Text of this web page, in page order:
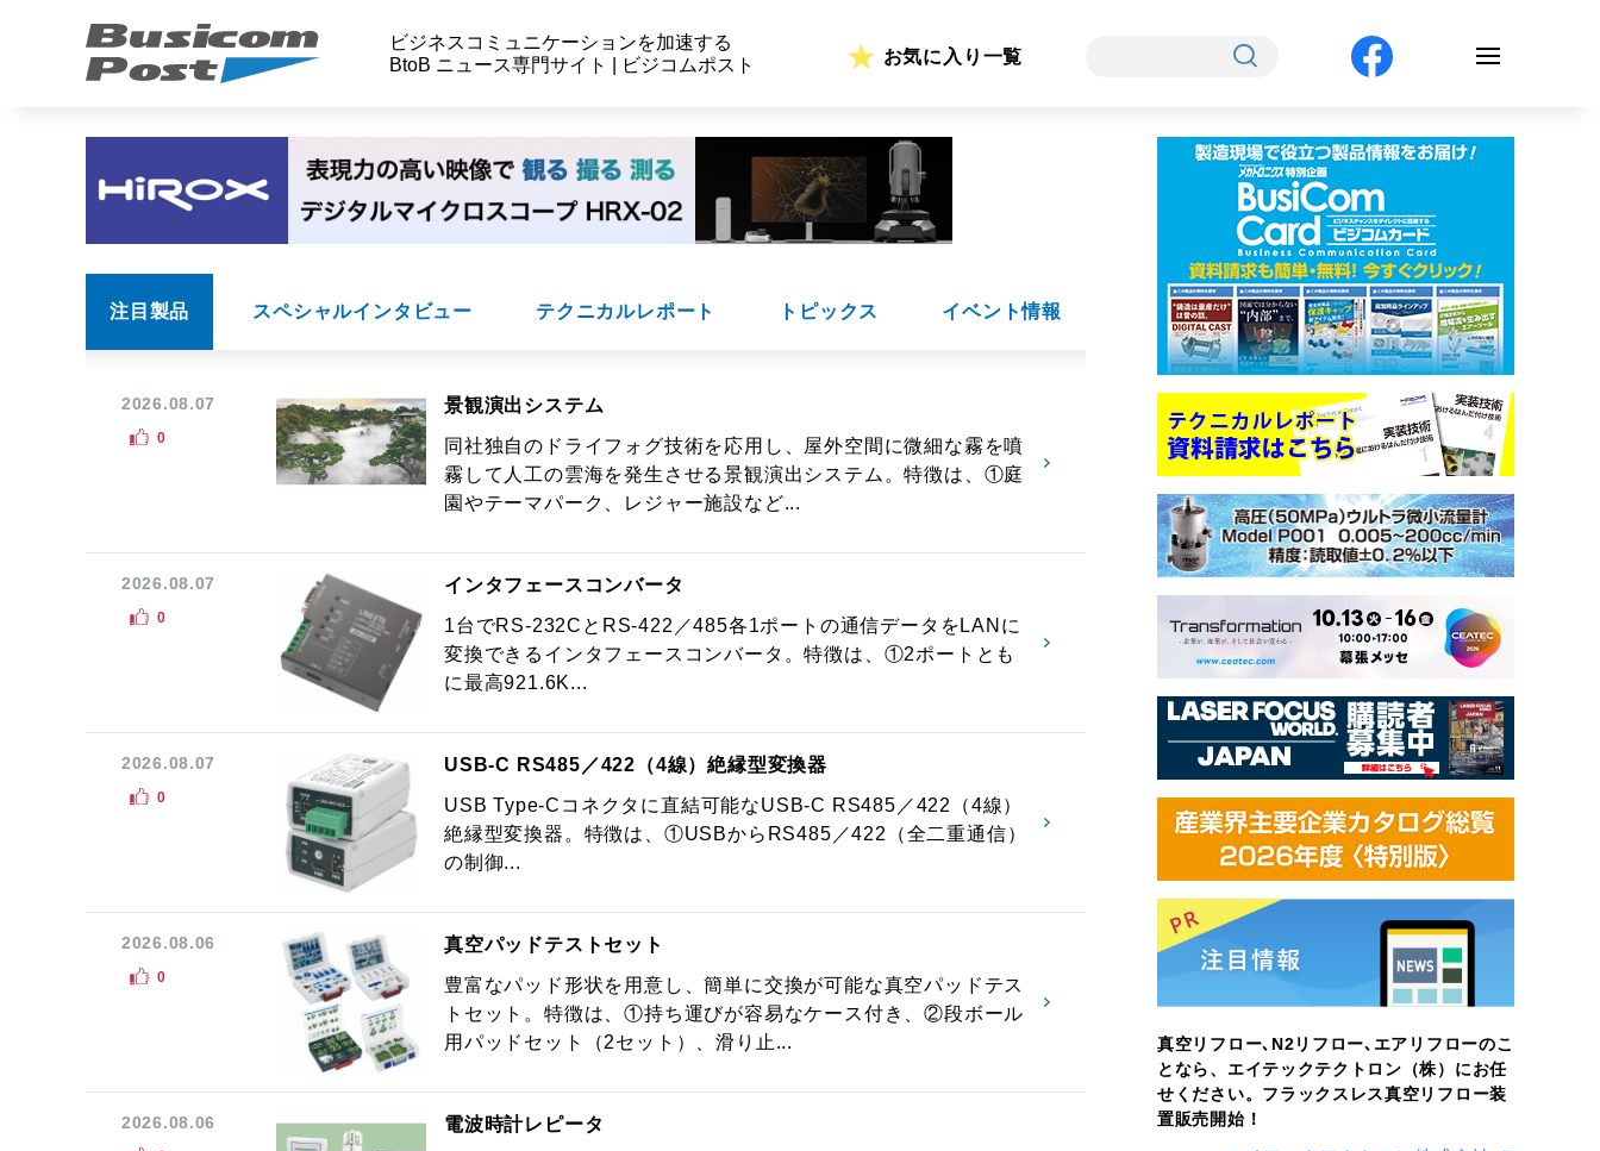
ビジネスコミュニケーションを加速する
BtoB ニュース専門サイト | ビジコムポスト
お気に入り一覧
注目製品 スペシャルインタビュー テクニカルレポート トピックス イベント情報
2026.08.07
景観演出システム
同社独自のドライフォグ技術を応用し、屋外空間に微細な霧を噴
霧して人工の雲海を発生させる景観演出システム。特徴は、①庭
園やテーマパーク、レジャー施設など...
0
2026.08.07
インタフェースコンバータ
1台でRS-232CとRS-422／485各1ポートの通信データをLANに
変換できるインタフェースコンバータ。特徴は、①2ポートとも
に最高921.6K...
0
2026.08.07
USB-C RS485／422（4線）絶縁型変換器
USB Type-Cコネクタに直結可能なUSB-C RS485／422（4線）
絶縁型変換器。特徴は、①USBからRS485／422（全二重通信）
の制御...
0
2026.08.06
真空パッドテストセット
豊富なパッド形状を用意し、簡単に交換が可能な真空パッドテス
トセット。特徴は、①持ち運びが容易なケース付き、②段ボール
用パッドセット（2セット）、滑り止...
0
2026.08.06
電波時計レピータ
真空リフロー､N2リフロー､エアリフローのこ
となら、エイテックテクトロン（株）にお任
せください。フラックスレス真空リフロー装
置販売開始！